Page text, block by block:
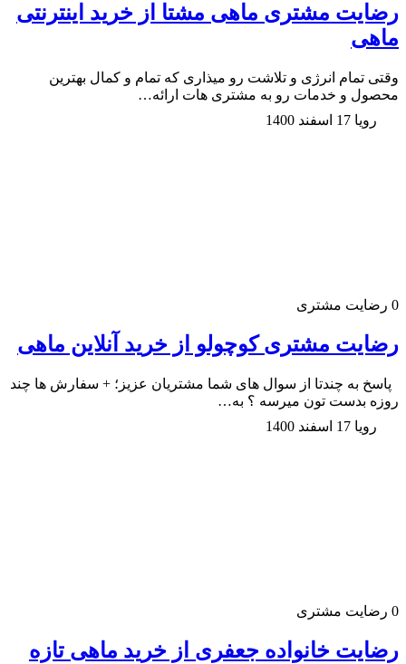
رضایت مشتری ماهی مشتا از خرید اینترنتی
ماهی
وقتی تمام انرژی و تلاشت رو میذاری که تمام و کمال بهترین
محصول و خدمات رو به مشتری هات ارائه…
رویا 17 اسفند 1400
0 رضایت مشتری
رضایت مشتری کوچولو از خرید آنلاین ماهی
پاسخ به چندتا از سوال های شما مشتریان عزیز؛ + سفارش ها چند
روزه بدست تون میرسه ؟ به…
رویا 17 اسفند 1400
0 رضایت مشتری
رضایت خانواده جعفری از خرید ماهی تازه